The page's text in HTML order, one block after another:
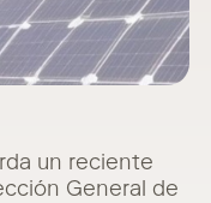
un reciente
General de